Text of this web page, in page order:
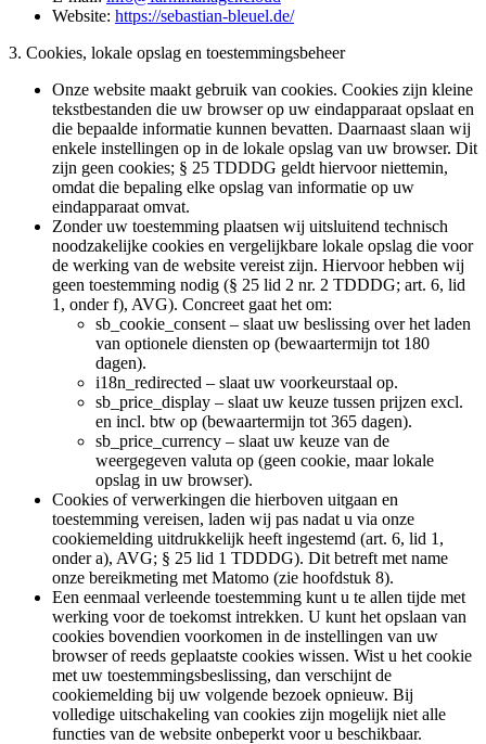
Website: https://sebastian-bleuel.de/
3. Cookies, lokale opslag en toestemmingsbeheer
Onze website maakt gebruik van cookies. Cookies zijn kleine
tekstbestanden die uw browser op uw eindapparaat opslaat en
die bepaalde informatie kunnen bevatten. Daarnaast slaan wij
enkele instellingen op in de lokale opslag van uw browser. Dit
zijn geen cookies; § 25 TDDDG geldt hiervoor niettemin,
omdat die bepaling elke opslag van informatie op uw
eindapparaat omvat.
Zonder uw toestemming plaatsen wij uitsluitend technisch
noodzakelijke cookies en vergelijkbare lokale opslag die voor
de werking van de website vereist zijn. Hiervoor hebben wij
geen toestemming nodig (§ 25 lid 2 nr. 2 TDDDG; art. 6, lid
1, onder f), AVG). Concreet gaat het om:
sb_cookie_consent – slaat uw beslissing over het laden
van optionele diensten op (bewaartermijn tot 180
dagen).
i18n_redirected – slaat uw voorkeurstaal op.
sb_price_display – slaat uw keuze tussen prijzen excl.
en incl. btw op (bewaartermijn tot 365 dagen).
sb_price_currency – slaat uw keuze van de
weergegeven valuta op (geen cookie, maar lokale
opslag in uw browser).
Cookies of verwerkingen die hierboven uitgaan en
toestemming vereisen, laden wij pas nadat u via onze
cookiemelding uitdrukkelijk heeft ingestemd (art. 6, lid 1,
onder a), AVG; § 25 lid 1 TDDDG). Dit betreft met name
onze bereikmeting met Matomo (zie hoofdstuk 8).
Een eenmaal verleende toestemming kunt u te allen tijde met
werking voor de toekomst intrekken. U kunt het opslaan van
cookies bovendien voorkomen in de instellingen van uw
browser of reeds geplaatste cookies wissen. Wist u het cookie
met uw toestemmingsbeslissing, dan verschijnt de
cookiemelding bij uw volgende bezoek opnieuw. Bij
volledige uitschakeling van cookies zijn mogelijk niet alle
functies van de website onbeperkt voor u beschikbaar.